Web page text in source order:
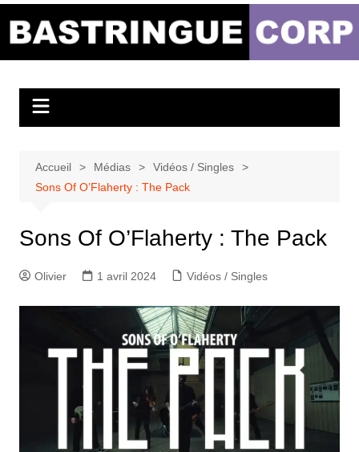
Bastringue Corp –
Musicales
Accueil Médias
Vidéos / Singles
Sons Of O’Flaherty : The Pack
Sons Of O’Flaherty : The Pack
Olivier 1 avril 2024 Vidéos / Singles